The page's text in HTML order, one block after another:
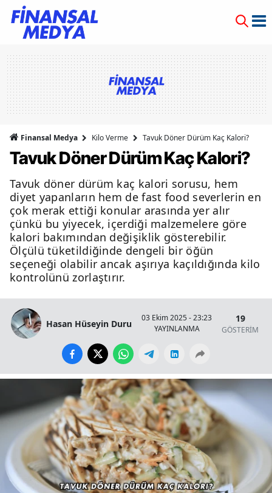
Finansal Medya Kilo Verme Tavuk Döner Dürüm Kaç Kalori?
Tavuk Döner Dürüm Kaç Kalori?
Tavuk döner dürüm kaç kalori sorusu, hem
diyet yapanların hem de fast food severlerin en
çok merak ettiği konular arasında yer alır
çünkü bu yiyecek, içerdiği malzemelere göre
kalori bakımından değişiklik gösterebilir.
Ölçülü tüketildiğinde dengeli bir öğün
seçeneği olabilir ancak aşırıya kaçıldığında kilo
kontrolünü zorlaştırır.
Hasan Hüseyin Duru
03 Ekim 2025 - 23:23
YAYINLANMA
19
GÖSTERİM